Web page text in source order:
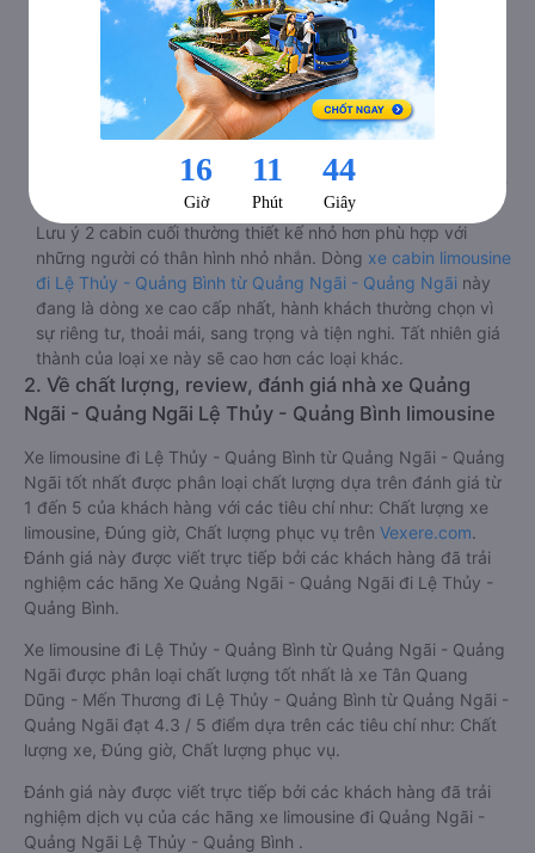
massage sẽ giúp bạn thư giãn trong những giờ nằm xe
Quảng Ngãi - Quảng Ngãi đến Lệ Thủy - Quảng Bình dài.
Bảng điều khiển chính nằm ngay cạnh đầu để tiện tay tuỳ
chỉnh gồm: một cái nút to đùng để gọi tiếp viên, 2 cổng USB
, 1 jack cắm 3.5mm và 3 cái nút có biểu tượng nguồn dùng
để tắt/mở dàn đèn chính của buồng nằm chạy dọc trên đầu,
đèn dưới chân và màn hình tv có đầy đủ phim chuẩn HD
phục vụ hành khách giải trí trong chuyến đi từ Quảng Ngãi -
Quảng Ngãi đến Lệ Thủy - Quảng Bình.
Lưu ý 2 cabin cuối thường thiết kế nhỏ hơn phù hợp với
những người có thân hình nhỏ nhắn. Dòng xe cabin limousine
đi Lệ Thủy - Quảng Bình từ Quảng Ngãi - Quảng Ngãi này
đang là dòng xe cao cấp nhất, hành khách thường chọn vì
sự riêng tư, thoải mái, sang trọng và tiện nghi. Tất nhiên giá
thành của loại xe này sẽ cao hơn các loại khác.
2. Về chất lượng, review, đánh giá nhà xe Quảng
Ngãi - Quảng Ngãi Lệ Thủy - Quảng Bình limousine
Xe limousine đi Lệ Thủy - Quảng Bình từ Quảng Ngãi - Quảng
Ngãi tốt nhất được phân loại chất lượng dựa trên đánh giá từ
1 đến 5 của khách hàng với các tiêu chí như: Chất lượng xe
limousine, Đúng giờ, Chất lượng phục vụ trên Vexere.com.
Đánh giá này được viết trực tiếp bởi các khách hàng đã trải
nghiệm các hãng Xe Quảng Ngãi - Quảng Ngãi đi Lệ Thủy -
Quảng Bình.
Xe limousine đi Lệ Thủy - Quảng Bình từ Quảng Ngãi - Quảng
Ngãi được phân loại chất lượng tốt nhất là xe Tân Quang
Dũng - Mến Thương đi Lệ Thủy - Quảng Bình từ Quảng Ngãi -
Quảng Ngãi đạt 4.3 / 5 điểm dựa trên các tiêu chí như: Chất
lượng xe, Đúng giờ, Chất lượng phục vụ.
Đánh giá này được viết trực tiếp bởi các khách hàng đã trải
nghiệm dịch vụ của các hãng xe limousine đi Quảng Ngãi -
Quảng Ngãi Lệ Thủy - Quảng Bình .